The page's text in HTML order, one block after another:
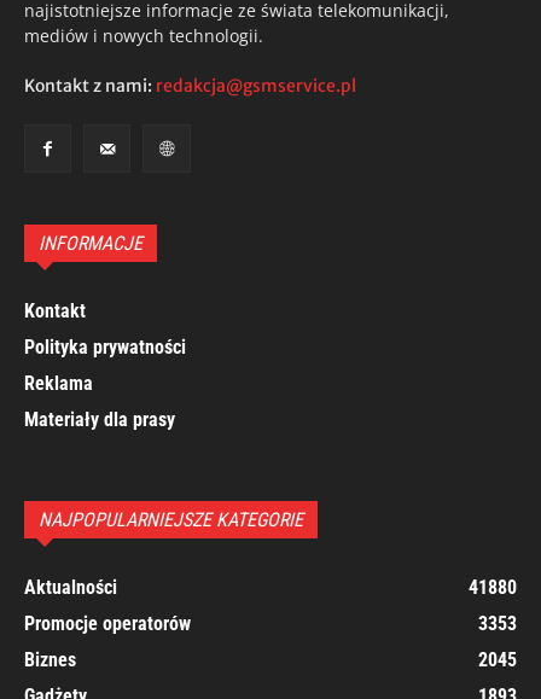
najistotniejsze informacje ze świata telekomunikacji,
mediów i nowych technologii.
Kontakt z nami: redakcja@gsmservice.pl
INFORMACJE
Kontakt
Polityka prywatności
Reklama
Materiały dla prasy
NAJPOPULARNIEJSZE KATEGORIE
Aktualności
41880
Promocje operatorów
3353
Biznes
2045